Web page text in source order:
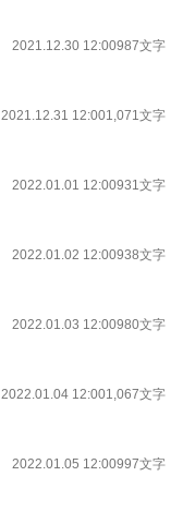
2021.12.30 12:00987文字
2021.12.31 12:001,071文字
2022.01.01 12:00931文字
2022.01.02 12:00938文字
2022.01.03 12:00980文字
2022.01.04 12:001,067文字
2022.01.05 12:00997文字